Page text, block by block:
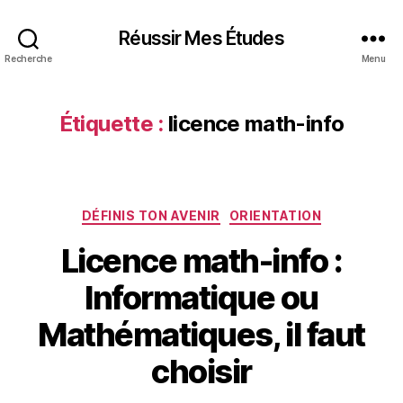
Recherche
Réussir Mes Études
Menu
Étiquette : licence math-info
Catégories
DÉFINIS TON AVENIR ORIENTATION
Licence math-info :
Informatique ou
Mathématiques, il faut
choisir